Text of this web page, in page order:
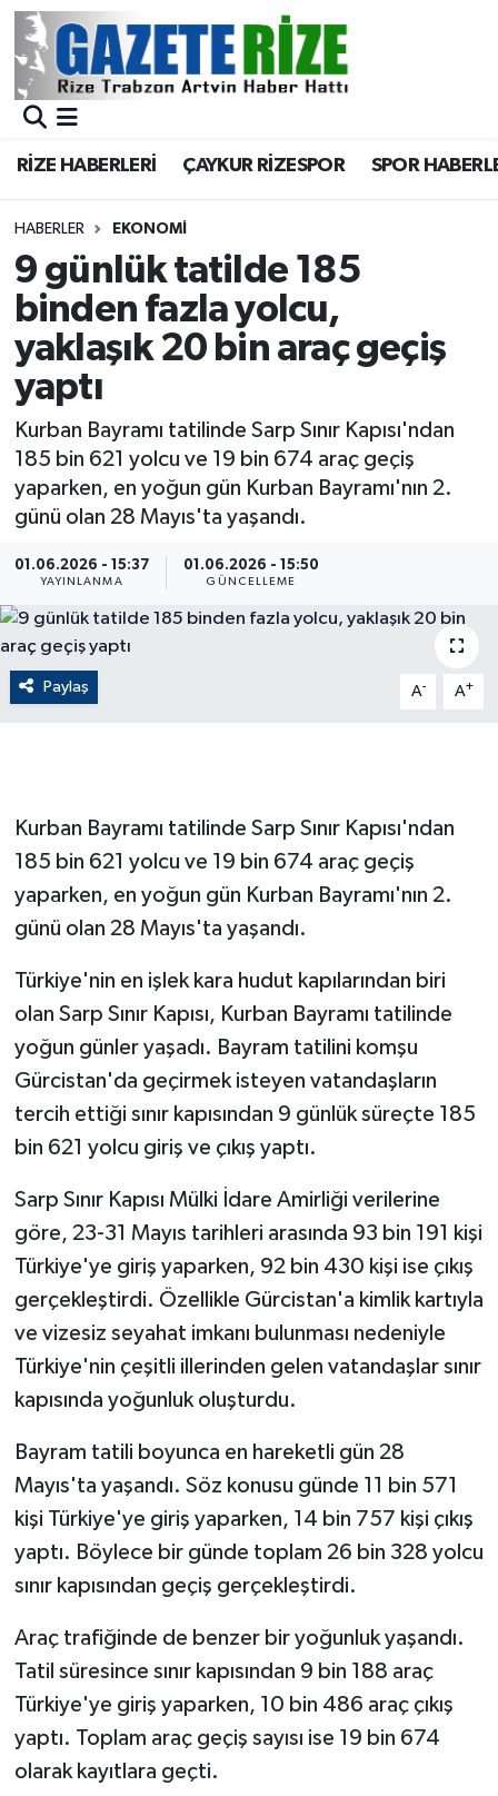
RİZE HABERLERİ ÇAYKUR RİZESPOR SPOR
HABERLER EKONOMİ
9 günlük tatilde 185
binden fazla yolcu,
yaklaşık 20 bin araç geçiş
yaptı
Kurban Bayramı tatilinde Sarp Sınır Kapısı'ndan
185 bin 621 yolcu ve 19 bin 674 araç geçiş
yaparken, en yoğun gün Kurban Bayramı'nın 2.
günü olan 28 Mayıs'ta yaşandı.
01.06.2026 - 15:37
YAYINLANMA
01.06.2026 - 15:50
GÜNCELLEME
Paylaş A- A+
Kurban Bayramı tatilinde Sarp Sınır Kapısı'ndan
185 bin 621 yolcu ve 19 bin 674 araç geçiş
yaparken, en yoğun gün Kurban Bayramı'nın 2.
günü olan 28 Mayıs'ta yaşandı.
Türkiye'nin en işlek kara hudut kapılarından biri
olan Sarp Sınır Kapısı, Kurban Bayramı tatilinde
yoğun günler yaşadı. Bayram tatilini komşu
Gürcistan'da geçirmek isteyen vatandaşların
tercih ettiği sınır kapısından 9 günlük süreçte 185
bin 621 yolcu giriş ve çıkış yaptı.
Sarp Sınır Kapısı Mülki İdare Amirliği verilerine
göre, 23-31 Mayıs tarihleri arasında 93 bin 191 kişi
Türkiye'ye giriş yaparken, 92 bin 430 kişi ise çıkış
gerçekleştirdi. Özellikle Gürcistan'a kimlik kartıyla
ve vizesiz seyahat imkanı bulunması nedeniyle
Türkiye'nin çeşitli illerinden gelen vatandaşlar sınır
kapısında yoğunluk oluşturdu.
Bayram tatili boyunca en hareketli gün 28
Mayıs'ta yaşandı. Söz konusu günde 11 bin 571
kişi Türkiye'ye giriş yaparken, 14 bin 757 kişi çıkış
yaptı. Böylece bir günde toplam 26 bin 328 yolcu
sınır kapısından geçiş gerçekleştirdi.
Araç trafiğinde de benzer bir yoğunluk yaşandı.
Tatil süresince sınır kapısından 9 bin 188 araç
Türkiye'ye giriş yaparken, 10 bin 486 araç çıkış
yaptı. Toplam araç geçiş sayısı ise 19 bin 674
olarak kayıtlara geçti.
BÖLGEMİZ
Asayiş
Rize Jandarma Komutanlığı
Bilim Teknoloji
Bölge
Advertising news
Canlı Maç
Dış Haberler
Dünya
EĞİTİM
English News
Flaş Haber
Gayrimenkul
GENEL
GÜNDEM
Güvenlik
İNSAN
İş Dünyası
Jandarma
Kadın
KÜLTÜR SANAT
MAGAZİN
POLİTİKA
Sağlık
SİYASET
Merkez Nöbetçi Eczaneler
Merkez Trafik Yoğunluk Haritası
Süper Lig Puan Durumu ve Fikstür
Tüm Manşetler
Son Dakika Haberleri
Haber Arşivi